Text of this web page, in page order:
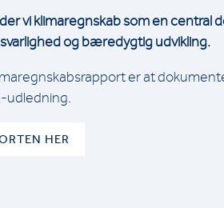
vi klimaregnskab som en central
og bæredygtig udvikling.
er at
udledning.
HER